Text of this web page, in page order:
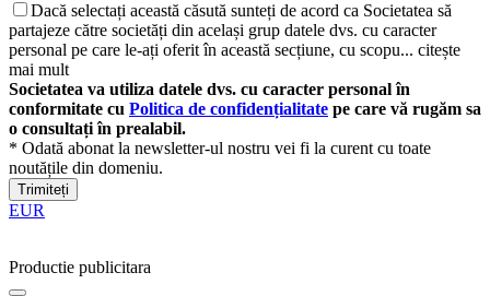
Dacă selectați această căsută sunteți de acord ca Societatea să
partajeze către societăți din același grup datele dvs. cu caracter
personal pe care le-ați oferit în această secțiune, cu scopu... citește
mai mult
Societatea va utiliza datele dvs. cu caracter personal în
conformitate cu Politica de confidențialitate pe care vă rugăm sa
o consultați în prealabil.
* Odată abonat la newsletter-ul nostru vei fi la curent cu toate
noutățile din domeniu.
Trimiteți
EUR
Productie publicitara